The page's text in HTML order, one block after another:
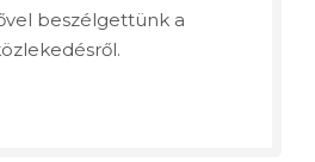
beszélgettünk a